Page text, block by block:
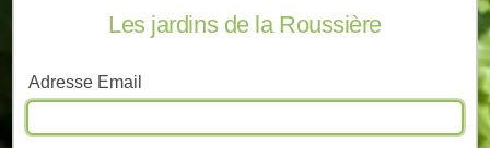
Les jardins de la Roussière
Adresse Email